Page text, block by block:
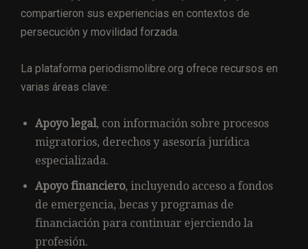
compartieron sus experiencias en contextos de
persecución y movilidad forzada.
La plataforma periodismolibre.org ofrece recursos en
varias áreas clave:
Apoyo legal, con información sobre procesos
migratorios, derechos y asesoría jurídica
especializada.
Apoyo financiero, incluyendo acceso a fondos
de emergencia, becas y programas de
financiación para continuar ejerciendo la
profesión.